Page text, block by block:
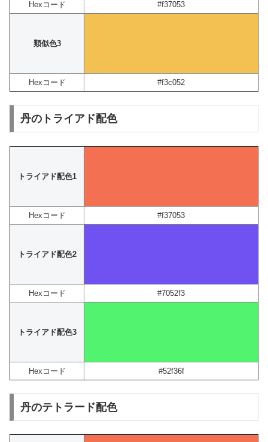
Hexコード #f37053
類似色3
Hexコード #f3c052
丹のトライアド配色
トライアド配色1
Hexコード #f37053
トライアド配色2
Hexコード #7052f3
トライアド配色3
Hexコード #52f36f
丹のテトラード配色